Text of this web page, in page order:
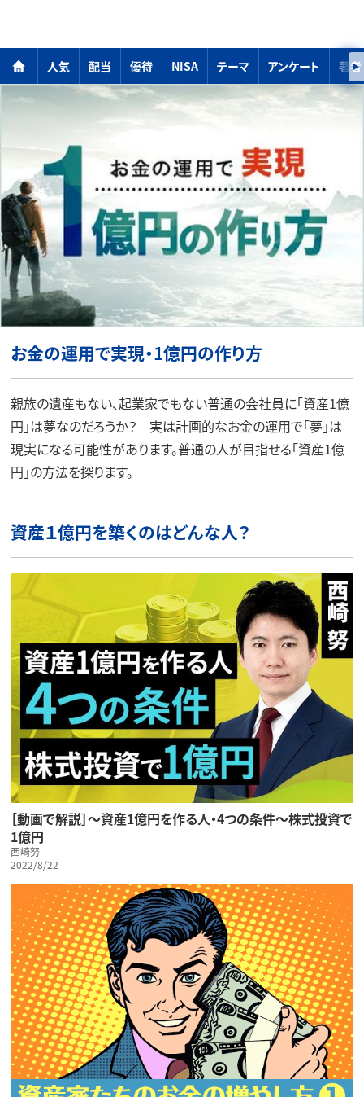
人気 配当 優待 NISA テーマ アンケート 著者
お金の運用で実現・1億円の作り方
親族の遺産もない、起業家でもない普通の会社員に「資産1億
円」は夢なのだろうか？ 実は計画的なお金の運用で「夢」は
現実になる可能性があります。普通の人が目指せる「資産1億
円」の方法を探ります。
資産１億円を築くのはどんな人？
［動画で解説］～資産1億円を作る人・4つの条件～株式投資で
1億円
西崎努
2022/8/22